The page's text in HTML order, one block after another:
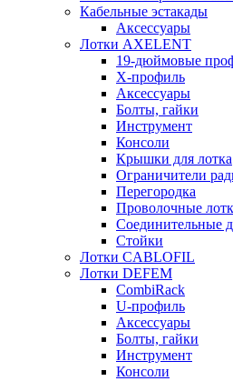
Кабельные эстакады
Аксессуары
Лотки AXELENT
19-дюймовые
X-профиль
Аксессуары
Болты, гайки
Инструмент
Консоли
Крышки для лотка
Ограничители
Перегородка
Проволочные
Соединительные
Стойки
Лотки CABLOFIL
Лотки DEFEM
CombiRack
U-профиль
Аксессуары
Болты, гайки
Инструмент
Консоли